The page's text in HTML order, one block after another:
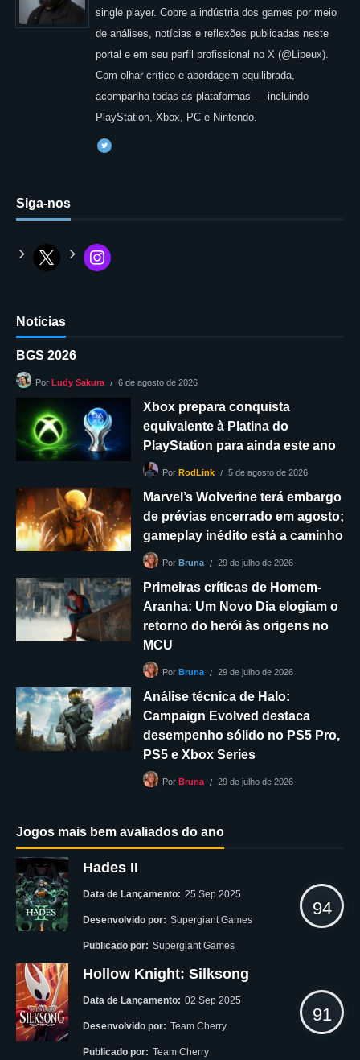
single player. Cobre a indústria dos games por meio
de análises, notícias e reflexões publicadas neste
portal e em seu perfil profissional no X (@Lipeux).
Com olhar crítico e abordagem equilibrada,
acompanha todas as plataformas — incluindo
PlayStation, Xbox, PC e Nintendo.
Siga-nos
Notícias
BGS 2026
Por Ludy Sakura 6 de agosto de 2026
Xbox prepara conquista
equivalente à Platina do
PlayStation para ainda este ano
Por RodLink 5 de agosto de 2026
Marvel’s Wolverine terá embargo
de prévias encerrado em agosto;
gameplay inédito está a caminho
Por Bruna 29 de julho de 2026
Primeiras críticas de Homem-
Aranha: Um Novo Dia elogiam o
retorno do herói às origens no
MCU
Por Bruna 29 de julho de 2026
Análise técnica de Halo:
Campaign Evolved destaca
desempenho sólido no PS5 Pro,
PS5 e Xbox Series
Por Bruna 29 de julho de 2026
Jogos mais bem avaliados do ano
Hades II
Data de Lançamento: 25 Sep 2025
Desenvolvido por: Supergiant Games
Publicado por: Supergiant Games
94
Hollow Knight: Silksong
Data de Lançamento: 02 Sep 2025
Desenvolvido por: Team Cherry
Publicado por: Team Cherry
91